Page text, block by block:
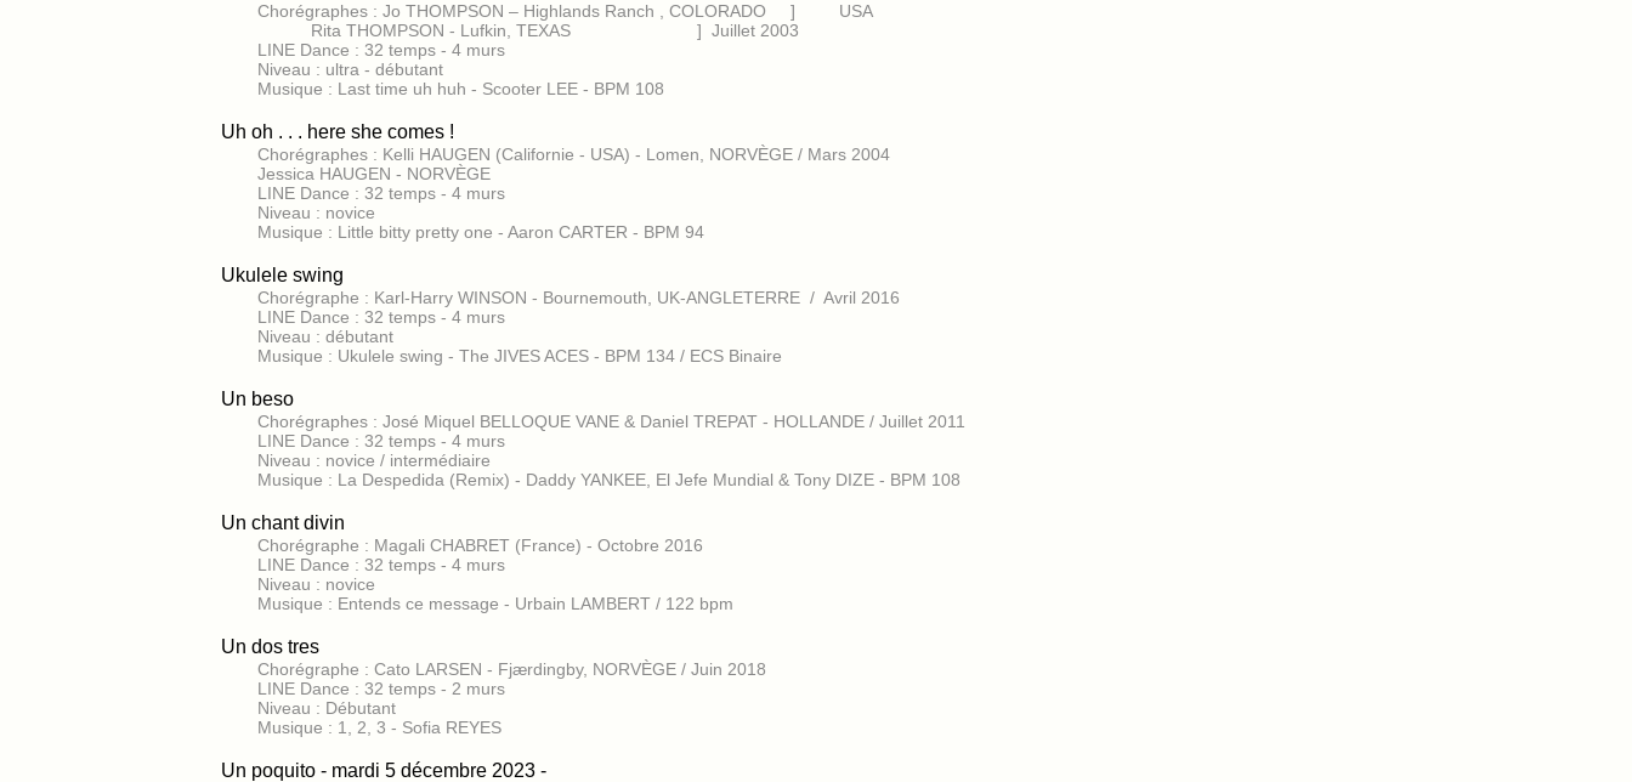
Chorégraphes : Jo THOMPSON – Highlands Ranch , COLORADO ] USA
Rita THOMPSON - Lufkin, TEXAS ] Juillet 2003
LINE Dance : 32 temps - 4 murs
Niveau : ultra - débutant
Musique : Last time uh huh - Scooter LEE - BPM 108
Uh oh . . . here she comes !
Chorégraphes : Kelli HAUGEN (Californie - USA) - Lomen, NORVÈGE / Mars 2004
Jessica HAUGEN - NORVÈGE
LINE Dance : 32 temps - 4 murs
Niveau : novice
Musique : Little bitty pretty one - Aaron CARTER - BPM 94
Ukulele swing
Chorégraphe : Karl-Harry WINSON - Bournemouth, UK-ANGLETERRE / Avril 2016
LINE Dance : 32 temps - 4 murs
Niveau : débutant
Musique : Ukulele swing - The JIVES ACES - BPM 134 / ECS Binaire
Un beso
Chorégraphes : José Miquel BELLOQUE VANE & Daniel TREPAT - HOLLANDE / Juillet 2011
LINE Dance : 32 temps - 4 murs
Niveau : novice / intermédiaire
Musique : La Despedida (Remix) - Daddy YANKEE, El Jefe Mundial & Tony DIZE - BPM 108
Un chant divin
Chorégraphe : Magali CHABRET (France) - Octobre 2016
LINE Dance : 32 temps - 4 murs
Niveau : novice
Musique : Entends ce message - Urbain LAMBERT / 122 bpm
Un dos tres
Chorégraphe : Cato LARSEN - Fjærdingby, NORVÈGE / Juin 2018
LINE Dance : 32 temps - 2 murs
Niveau : Débutant
Musique : 1, 2, 3 - Sofia REYES
Un poquito - mardi 5 décembre 2023 -